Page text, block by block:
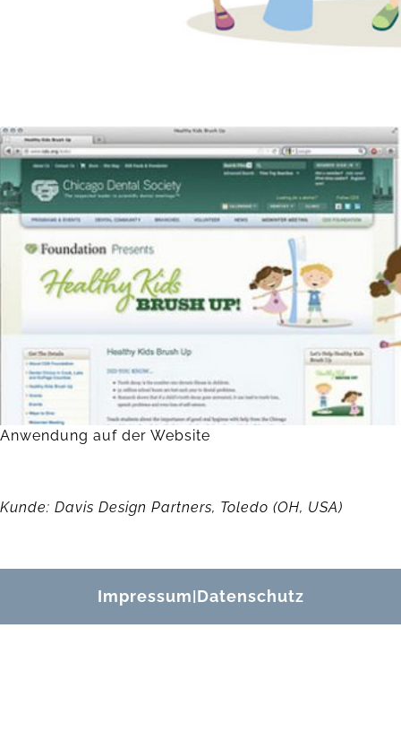
Anwendung auf der Website
Kunde: Davis Design Partners, Toledo (OH, USA)
Impressum|Datenschutz